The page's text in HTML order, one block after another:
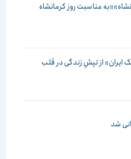
مناسبت روز کرمانشاه
از تپشِ زندگی در قلب
شد